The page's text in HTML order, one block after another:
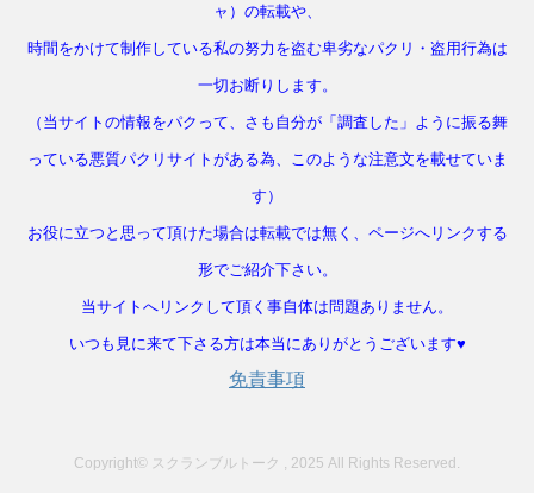
ャ）の転載や、
時間をかけて制作している私の努力を盗む卑劣なパクリ・盗用行為は
一切お断りします。
（当サイトの情報をパクって、さも自分が「調査した」ように振る舞
っている悪質パクリサイトがある為、このような注意文を載せていま
す）
お役に立つと思って頂けた場合は転載では無く、ページへリンクする
形でご紹介下さい。
当サイトへリンクして頂く事自体は問題ありません。
いつも見に来て下さる方は本当にありがとうございます♥
免責事項
Copyright© スクランブルトーク , 2025 All Rights Reserved.